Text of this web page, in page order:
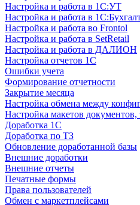
Настройка и работа в 1С:УТ
Настройка и работа в
Настройка и работа во Frontol
Настройка и работа в SetRetail
Настройка и работа в ДАЛИОН
Настройка отчетов 1С
Ошибки учета
Формирование отчетности
Закрытие месяца
Настройка обмена между
Настройка макетов документов,
Доработка 1С
Доработка по ТЗ
Обновление доработанной базы
Внешние доработки
Внешние отчеты
Печатные формы
Права пользователей
Обмен с маркетплейсами